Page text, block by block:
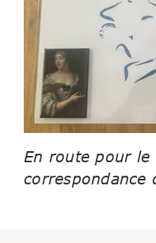
En route pour le
correspondance